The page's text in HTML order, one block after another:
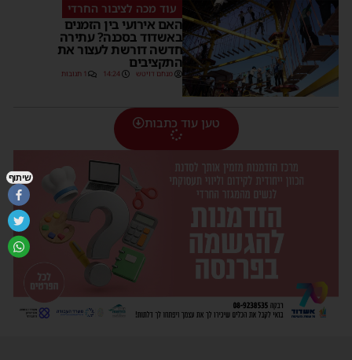
עוד מכה לציבור החרדי
האם אירועי בין הזמנים
באשדוד בסכנה? עתירה
חדשה דורשת לעצור את
התקציבים
מנחם דויטש 14:24 1 תגובות
טען עוד כתבות
שיתוף